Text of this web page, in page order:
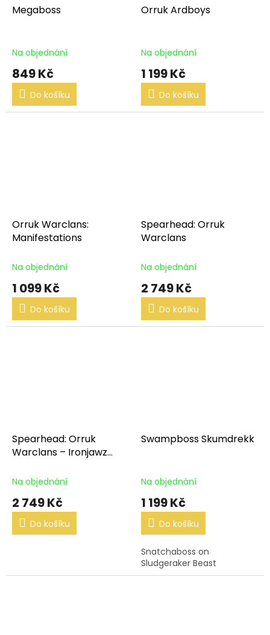
Megaboss
Na objednání
849 Kč
Do košíku
Orruk Ardboys
Na objednání
1 199 Kč
Do košíku
Orruk Warclans:
Manifestations
Na objednání
1 099 Kč
Do košíku
Spearhead: Orruk
Warclans
Na objednání
2 749 Kč
Do košíku
Spearhead: Orruk
Warclans – Ironjawz
Na objednání
2 749 Kč
Do košíku
Swampboss Skumdrekk
Na objednání
1 199 Kč
Do košíku
Snatchaboss on
Sludgeraker Beast